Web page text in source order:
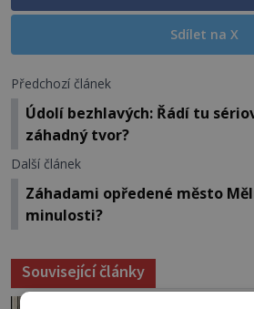
Sdílet na X
Předchozí článek
Údolí bezhlavých: Řádí tu
záhadný tvor?
Další článek
Záhadami opředené město
minulosti?
Související články